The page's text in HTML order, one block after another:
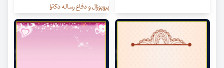
پروپوزال و دفاع رساله دکترا